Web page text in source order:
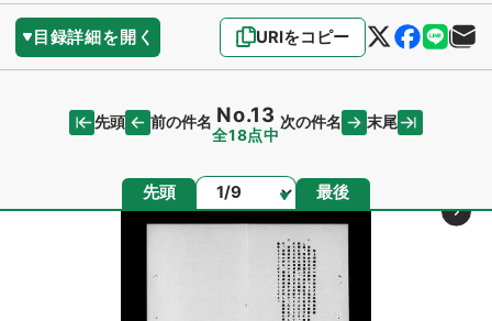
目録詳細を開く URIをコピー
先頭 前の件名 No.13
全18点中
次の件名 末尾
先頭 ページ 最後